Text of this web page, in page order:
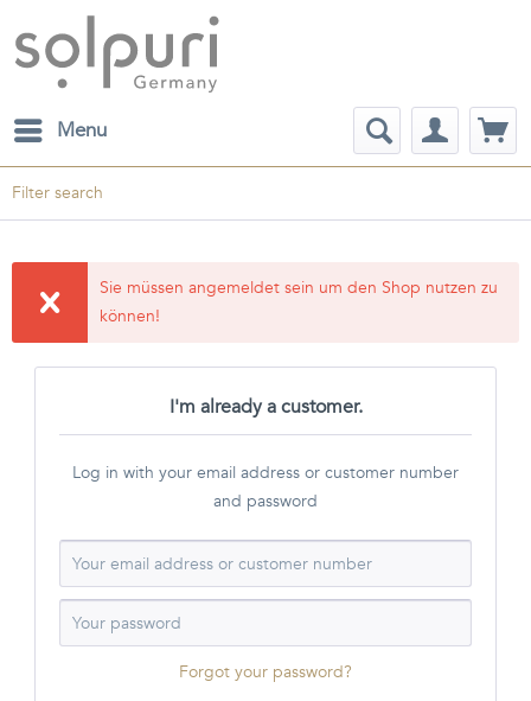
Menu
Filter search
Sie müssen angemeldet sein um den Shop nutzen zu
können!
I'm already a customer.
Log in with your email address or customer number
and password
Forgot your password?